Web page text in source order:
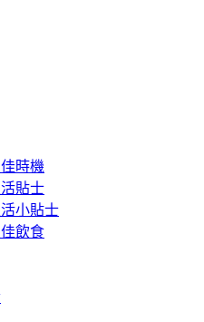
時機
貼士
小貼士
飲食